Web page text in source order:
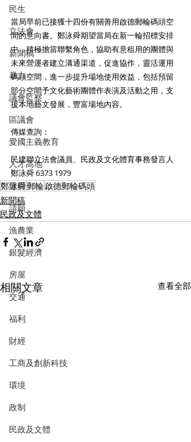
民生
立法會
新聞稿
暴力
議會監察
區議會
愛國主義教育
人才高地
聲明
請願
漁農業
銀髮經濟
房屋
交通
福利
財經
工商及創新科技
環境
政制
民政及文體
當局早前已接獲十四份有關善用啟德郵輪碼頭空
間的意向書。鄭泳舜期望當局在新一輪招標安排
中，積極擔當聯繫角色，協助有意租用的團體與
未來營運者建立溝通渠道，促進協作，靈活運用
碼頭空間，進一步提升場地使用效益，包括預留
部分空間予文化藝術團體作表演及活動之用，支
援本地藝文發展，豐富場地內容。
傳媒查詢：
民建聯立法會議員、民政及文化體育事務發言人
鄭泳舜 6373 1979
鄭泳舜郵輪啟德郵輪碼頭
新聞稿
民政及文體
相關文章 查看全部